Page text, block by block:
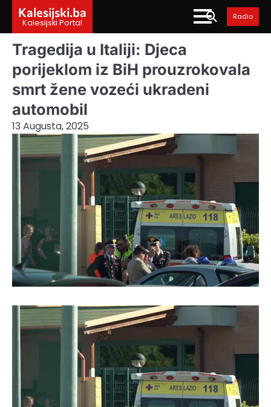
content
Kalesijski.ba
Kalesijski Portal
Radio
Tragedija u Italiji: Djeca
porijeklom iz BiH prouzrokovala
smrt žene vozeći ukradeni
automobil
13 Augusta, 2025